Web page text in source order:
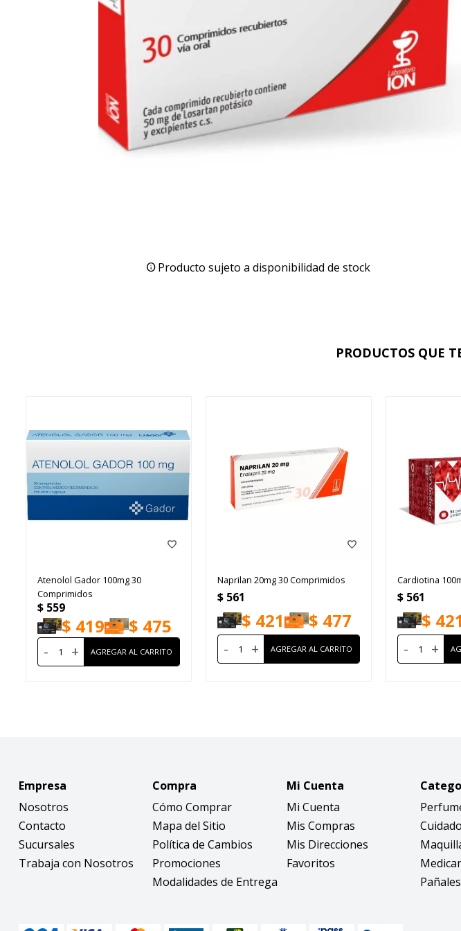
Producto sujeto a disponibilidad de stock
PRODUCTOS QUE
Atenolol Gador 100mg 30
Comprimidos
$ 559
$ 419 $ 475
- +
Naprilan 20mg 30 Comprimidos
$ 561
$ 421 $ 477
- +
Cardiotina
$ 561
$ 421
- +
Empresa
Nosotros
Contacto
Sucursales
Trabaja con Nosotros
Compra
Cómo Comprar
Mapa del Sitio
Política de Cambios
Promociones
Modalidades de Entrega
Mi Cuenta
Mi Cuenta
Mis Compras
Mis Direcciones
Favoritos
Pañales